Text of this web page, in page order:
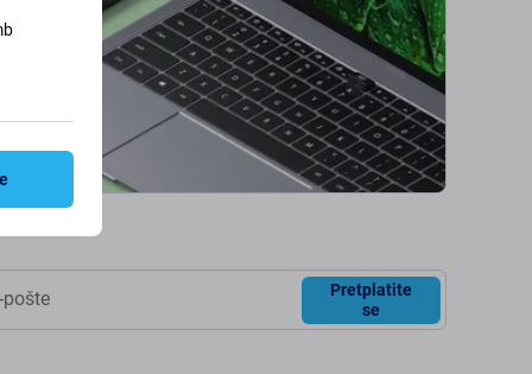
Pretplatite
se